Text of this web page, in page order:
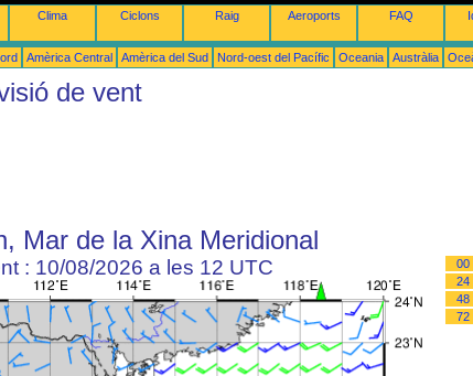
Clima Ciclons Raig Aeroports FAQ
Amèrica Central Amèrica del Sud Nord-oest del Pacífic Oceania Austràlia
de vent
Mar de la Xina Meridional
: 10/08/2026 a les 12 UTC 00
24
48
72